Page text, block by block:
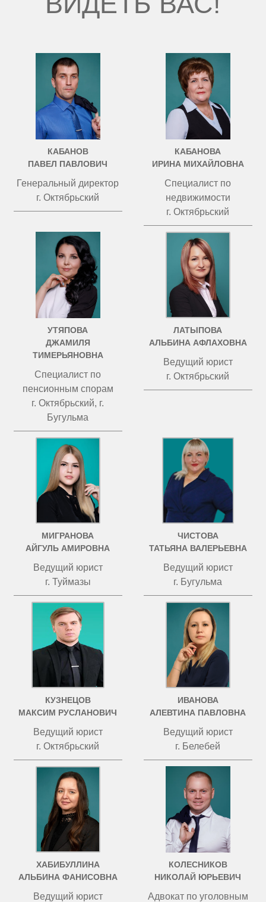
КАБАНОВ
ПАВЕЛ ПАВЛОВИЧ
Генеральный директор
г. Октябрьский
КАБАНОВА
ИРИНА МИХАЙЛОВНА
Специалист по
недвижимости
г. Октябрьский
УТЯПОВА
ДЖАМИЛЯ
ТИМЕРЬЯНОВНА
Специалист по
пенсионным спорам
г. Октябрьский, г.
Бугульма
ЛАТЫПОВА
АЛЬБИНА АФЛАХОВНА
Ведущий юрист
г. Октябрьский
МИГРАНОВА
АЙГУЛЬ АМИРОВНА
Ведущий юрист
г. Туймазы
ЧИСТОВА
ТАТЬЯНА ВАЛЕРЬЕВНА
Ведущий юрист
г. Бугульма
КУЗНЕЦОВ
МАКСИМ РУСЛАНОВИЧ
Ведущий юрист
г. Октябрьский
ИВАНОВА
АЛЕВТИНА ПАВЛОВНА
Ведущий юрист
г. Белебей
ХАБИБУЛЛИНА
АЛЬБИНА ФАНИСОВНА
Ведущий юрист
КОЛЕСНИКОВ
НИКОЛАЙ ЮРЬЕВИЧ
Адвокат по уголовным